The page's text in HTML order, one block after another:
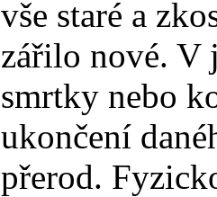
vše staré a
zářilo nové. V
smrtky nebo
ukončení
přerod.